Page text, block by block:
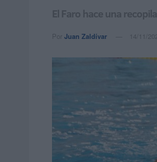
El Faro hace una
Por Juan Zaldívar 14/11/